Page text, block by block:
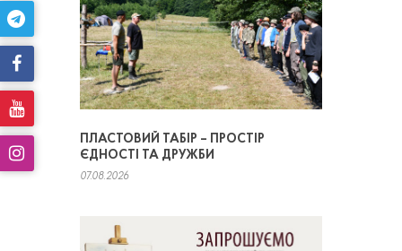
ПЛАСТОВИЙ ТАБІР – ПРОСТІР
ЄДНОСТІ ТА ДРУЖБИ
07.08.2026